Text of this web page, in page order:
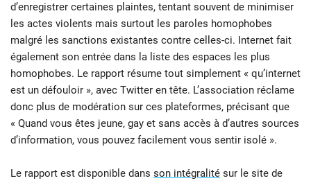
d’enregistrer certaines plaintes, tentant souvent de minimiser
les actes violents mais surtout les paroles homophobes
malgré les sanctions existantes contre celles-ci. Internet fait
également son entrée dans la liste des espaces les plus
homophobes. Le rapport résume tout simplement « qu’internet
est un défouloir », avec Twitter en tête. L’association réclame
donc plus de modération sur ces plateformes, précisant que
« Quand vous êtes jeune, gay et sans accès à d’autres sources
d’information, vous pouvez facilement vous sentir isolé ».
Le rapport est disponible dans son intégralité sur le site de